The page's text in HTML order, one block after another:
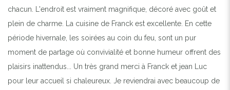
chacun. L'endroit est vraiment magnifique, décoré avec goût et
plein de charme. La cuisine de Franck est excellente. En cette
période hivernale, les soirées au coin du feu, sont un pur
moment de partage où convivialité et bonne humeur offrent des
plaisirs inattendus... Un très grand merci à Franck et jean Luc
pour leur accueil si chaleureux. Je reviendrai avec beaucoup de